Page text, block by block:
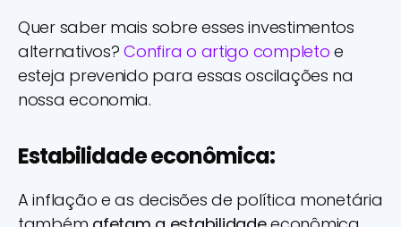
Quer saber mais sobre esses investimentos
alternativos?Confira o artigo completo e
esteja prevenido para essas oscilações na
nossa economia.
Estabilidade econômica:
A inflação e as decisões de política monetária